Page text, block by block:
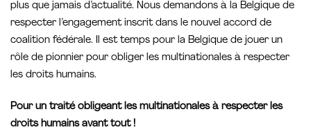
plus que jamais d’actualité. Nous demandons à la Belgique de
respecter l’engagement inscrit dans le nouvel accord de
coalition fédérale. Il est temps pour la Belgique de jouer un
rôle de pionnier pour obliger les multinationales à respecter
les droits humains.
Pour un traité obligeant les multinationales à respecter les
droits humains avant tout !